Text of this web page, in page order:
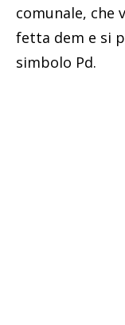
comunale, che
fetta dem e si
simbolo Pd.